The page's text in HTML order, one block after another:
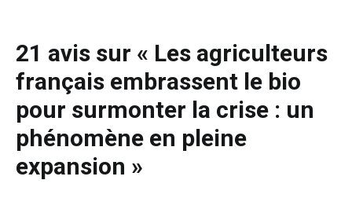
25 mai 2026
21 avis sur « Les agriculteurs
français embrassent le bio
pour surmonter la crise : un
phénomène en pleine
expansion »